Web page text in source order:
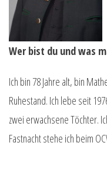
Wer bist du und was
Ich bin 78 Jahre alt, bin
Ruhestand. Ich lebe seit
zwei erwachsene Töchter.
Fastnacht stehe ich beim